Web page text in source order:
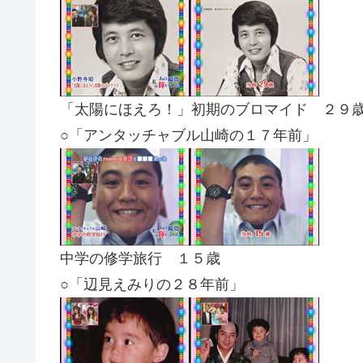
「太陽にほえろ！」初期のブロマイド ２９
○「アンタッチャブル山崎の１７年前」
中学の修学旅行 １５歳
○「辺見えみりの２８年前」